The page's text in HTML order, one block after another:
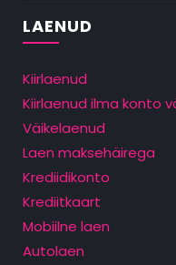
LAENUD
Kiirlaenud
Kiirlaenud ilma konto
Väikelaenud
Laen maksehäirega
Krediidikonto
Krediitkaart
Mobiilne laen
Autolaen